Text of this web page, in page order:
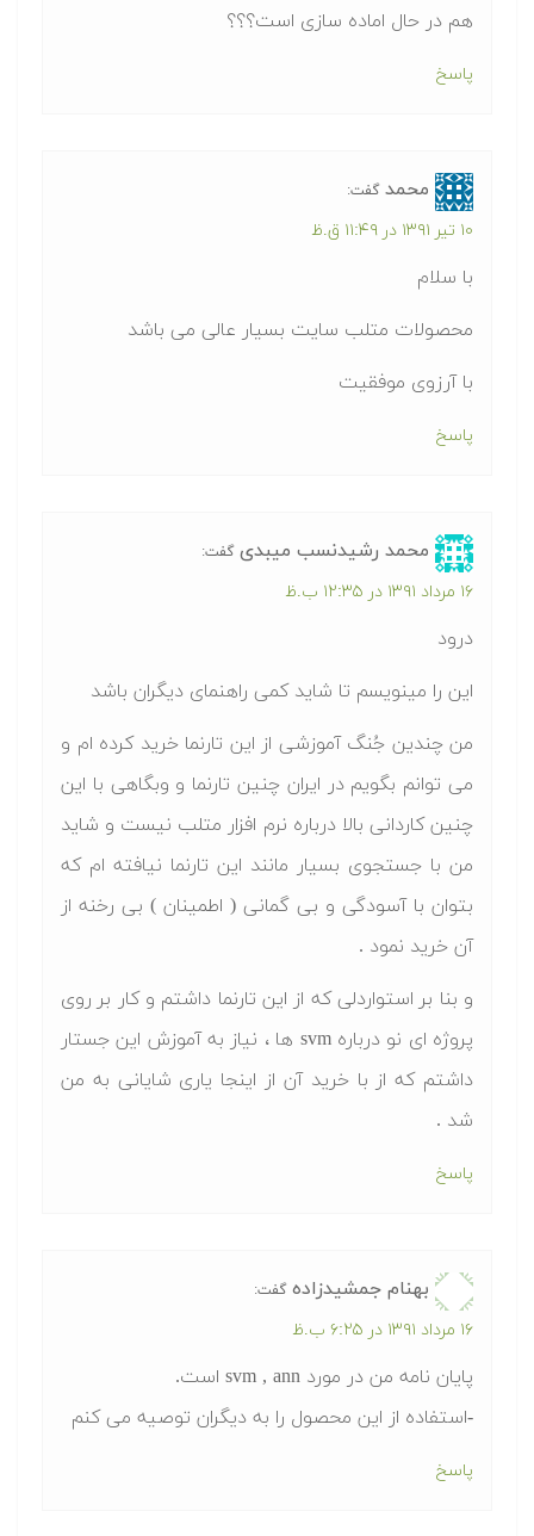
هم در حال اماده سازی است؟؟؟
پاسخ
محمد گفت:
۱۰ تیر ۱۳۹۱ در ۱۱:۴۹ ق.ظ
با سلام
محصولات متلب سایت بسیار عالی می باشد
با آرزوی موفقیت
پاسخ
محمد رشیدنسب میبدی گفت:
۱۶ مرداد ۱۳۹۱ در ۱۲:۳۵ ب.ظ
درود
این را مینویسم تا شاید کمی راهنمای دیگران باشد
من چندین جُنگ آموزشی از این تارنما خرید کرده ام و
می توانم بگویم در ایران چنین تارنما و وبگاهی با این
چنین کاردانی بالا درباره نرم افزار متلب نیست و شاید
من با جستجوی بسیار مانند این تارنما نیافته ام که
بتوان با آسودگی و بی گمانی ( اطمینان ) بی رخنه از
آن خرید نمود .
و بنا بر استواردلی که از این تارنما داشتم و کار بر روی
پروژه ای نو درباره svm ها ، نیاز به آموزش این جستار
داشتم که از با خرید آن از اینجا یاری شایانی به من
شد .
پاسخ
بهنام جمشیدزاده گفت:
۱۶ مرداد ۱۳۹۱ در ۶:۲۵ ب.ظ
پایان نامه من در مورد svm , ann است.
-استفاده از این محصول را به دیگران توصیه می کنم
پاسخ